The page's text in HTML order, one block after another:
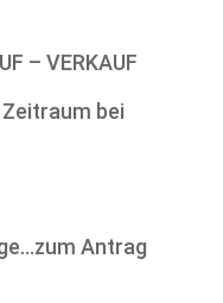
– VERKAUF
bei
Antrag